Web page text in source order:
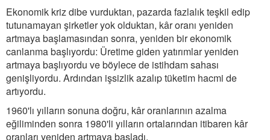
Ekonomik kriz dibe vurduktan, pazarda fazlalık teşkil edip
tutunamayan şirketler yok olduktan, kâr oranı yeniden
artmaya başlamasından sonra, yeniden bir ekonomik
canlanma başlıyordu: Üretime giden yatırımlar yeniden
artmaya başlıyordu ve böylece de istihdam sahası
genişliyordu. Ardından işsizlik azalıp tüketim hacmi de
artıyordu.
1960'lı yılların sonuna doğru, kâr oranlarının azalma
eğiliminden sonra 1980'li yılların ortalarından itibaren kâr
oranları yeniden artmaya başladı.